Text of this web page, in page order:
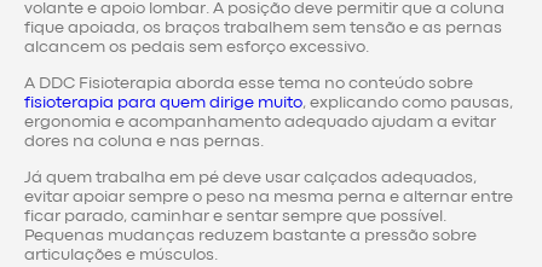
volante e apoio lombar. A posição deve permitir que a coluna
fique apoiada, os braços trabalhem sem tensão e as pernas
alcancem os pedais sem esforço excessivo.
A DDC Fisioterapia aborda esse tema no conteúdo sobre
fisioterapia para quem dirige muito, explicando como pausas,
ergonomia e acompanhamento adequado ajudam a evitar
dores na coluna e nas pernas.
Já quem trabalha em pé deve usar calçados adequados,
evitar apoiar sempre o peso na mesma perna e alternar entre
ficar parado, caminhar e sentar sempre que possível.
Pequenas mudanças reduzem bastante a pressão sobre
articulações e músculos.